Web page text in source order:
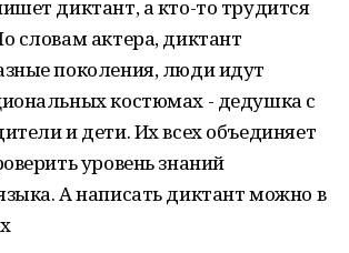
диктант, а кто-то трудится
словам актера, диктант
поколения, люди идут
костюмах - дедушка с
и дети. Их всех объединяет
уровень знаний
А написать диктант можно в